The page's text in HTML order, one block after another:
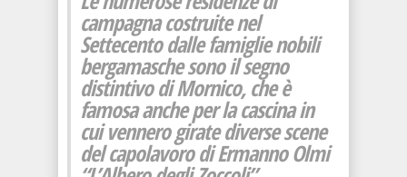
campagna costruite nel
Settecento dalle famiglie nobili
bergamasche sono il segno
distintivo di Mornico, che è
famosa anche per la cascina in
cuivennerogirate diverse scene
del capolavoro di Ermanno Olmi